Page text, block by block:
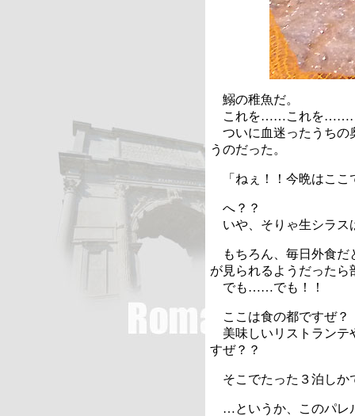
鰯の稚魚だ。
これを……これを………
ついに血迷ったうちの
うのだった。
「ねぇ！！今晩はここ
へ？？
いや、そりゃ生シラ
もちろん、毎日外食だ
が見られるようだった
でも……でも！！
ここは食の都ですぜ？
美味しいリストランテ
すぜ？？
そこでたった３泊し
…というか、このパレ